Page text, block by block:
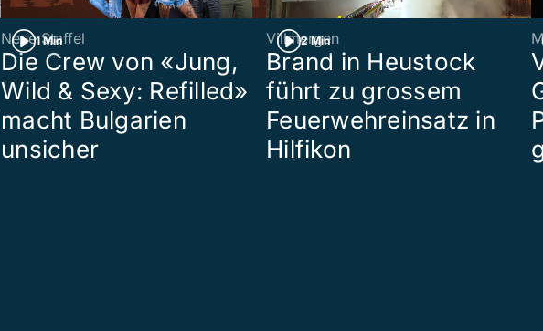
1 Min
Neue Staffel
Die Crew von «Jung,
Wild & Sexy: Refilled»
macht Bulgarien
unsicher
2 Min
Villmergen
Brand in Heustock
führt zu grossem
Feuerwehreinsatz in
Hilfikon